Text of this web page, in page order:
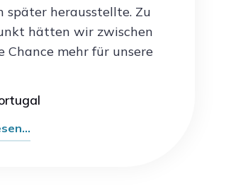
später herausstellte. Zu
hätten wir zwischen
Chance mehr für unsere
"Reisebericht: